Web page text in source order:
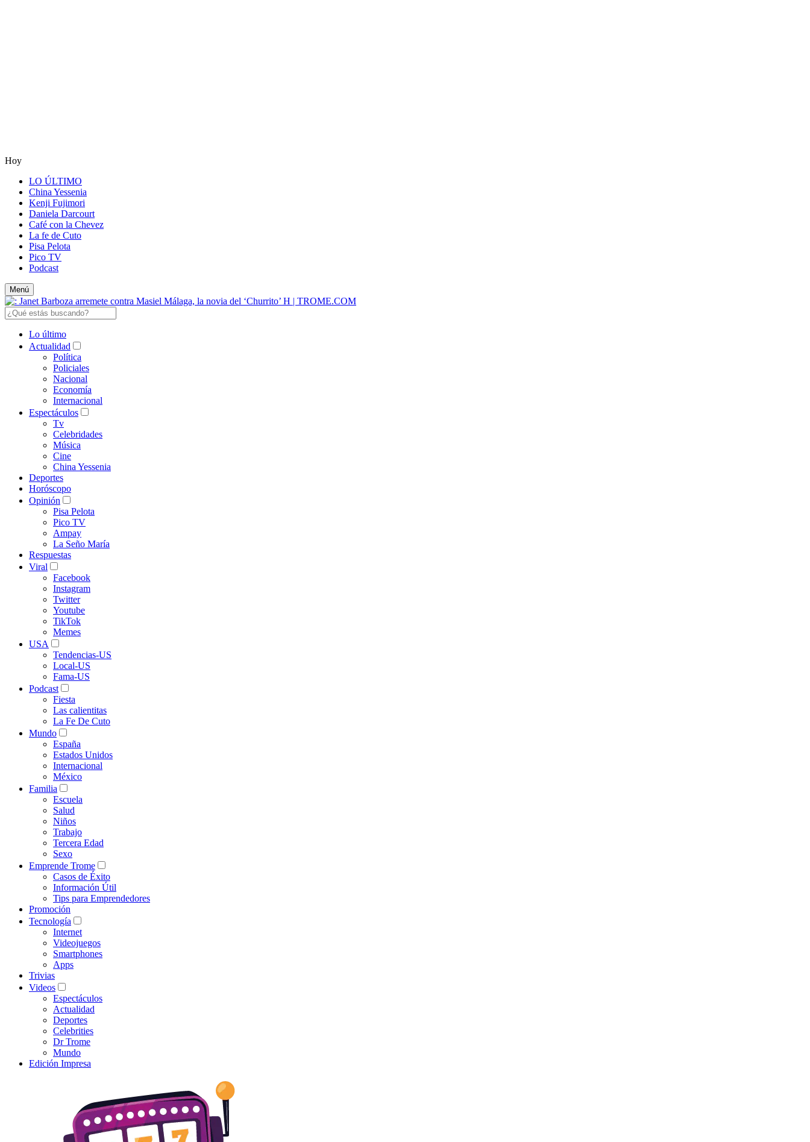
Hoy
LO ÚLTIMO
China Yessenia
Kenji Fujimori
Daniela Darcourt
Café con la Chevez
La fe de Cuto
Pisa Pelota
Pico TV
Podcast
Menú
Lo último
Actualidad
Política
Policiales
Nacional
Economía
Internacional
Espectáculos
Tv
Celebridades
Música
Cine
China Yessenia
Deportes
Horóscopo
Opinión
Pisa Pelota
Pico TV
Ampay
La Seño María
Respuestas
Viral
Facebook
Instagram
Twitter
Youtube
TikTok
Memes
USA
Tendencias-US
Local-US
Fama-US
Podcast
Fiesta
Las calientitas
La Fe De Cuto
Mundo
España
Estados Unidos
Internacional
México
Familia
Escuela
Salud
Niños
Trabajo
Tercera Edad
Sexo
Emprende Trome
Casos de Éxito
Información Útil
Tips para Emprendedores
Promoción
Tecnología
Internet
Videojuegos
Smartphones
Apps
Trivias
Videos
Espectáculos
Actualidad
Deportes
Celebrities
Dr Trome
Mundo
Edición Impresa